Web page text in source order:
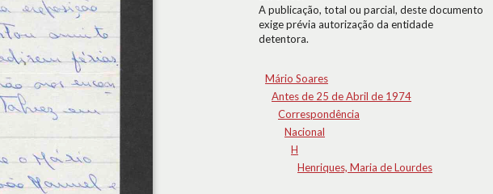
A publicação, total ou parcial, deste documento
exige prévia autorização da entidade
detentora.
Mário Soares
Antes de 25 de Abril de 1974
Correspondência
Nacional
H
Henriques, Maria de Lourdes